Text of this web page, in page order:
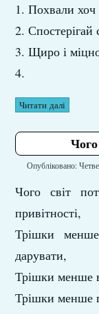
1. Похвали
2. Спостерігай
3. Щиро і
4.
Читати далі
Опубліковано:
Чого світ
привітності,
Трішки
дарувати,
Трішки менше
Трішки менше